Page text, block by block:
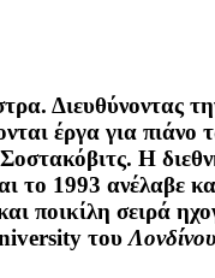
Διευθύνοντας
έργα για
Η
το 1993 ανέλαβε
ποικίλη σειρά
του Λονδίνου